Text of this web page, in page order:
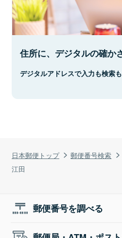
日本郵便トップ 郵便番号検索
江田
住所に、デジタルの確か
デジタルアドレスで入力も検索も
郵便番号を調べる